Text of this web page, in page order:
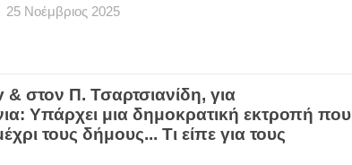
25 Νοέμβριος 2025
στον Π. Τσαρτσιανίδη, για
Υπάρχει μια δημοκρατική εκτροπή που
τους δήμους... Τι είπε για τους